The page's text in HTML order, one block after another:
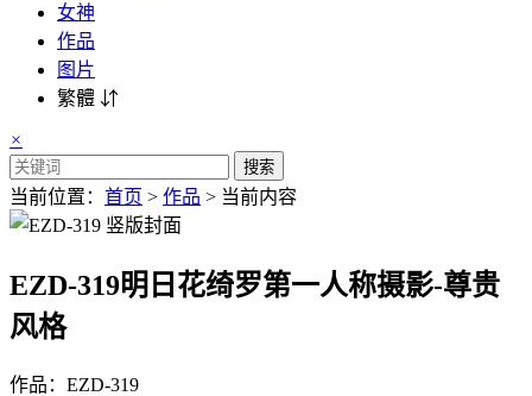
女神
作品
图片
繁體 ⇵
×
搜索
当前位置： 首页 > 作品 > 当前内容
EZD-319明日花绮罗第一人称摄影-尊贵
风格
作品：EZD-319